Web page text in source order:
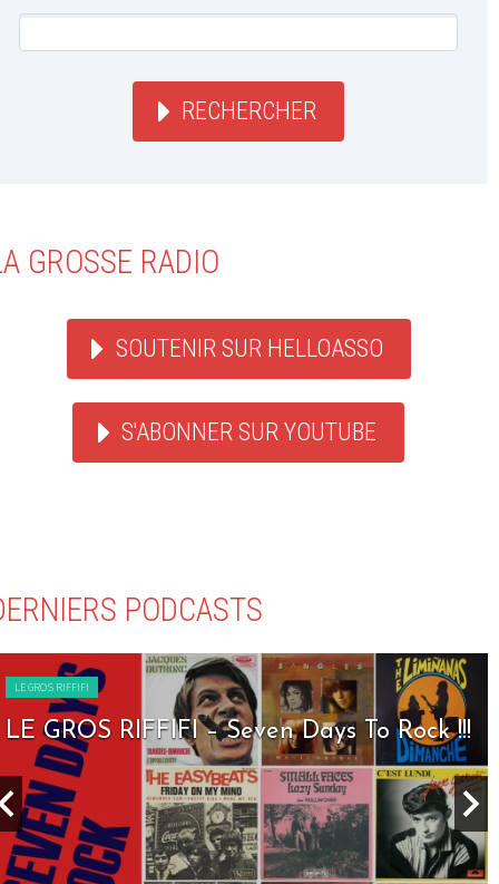
RECHERCHER
GROSSE RADIO
SOUTENIR SUR HELLOASSO
S'ABONNER SUR YOUTUBE
PODCASTS
LE GROS RIFFIFI
LE GROS RIFFIFI – Seven Days To Rock !!!